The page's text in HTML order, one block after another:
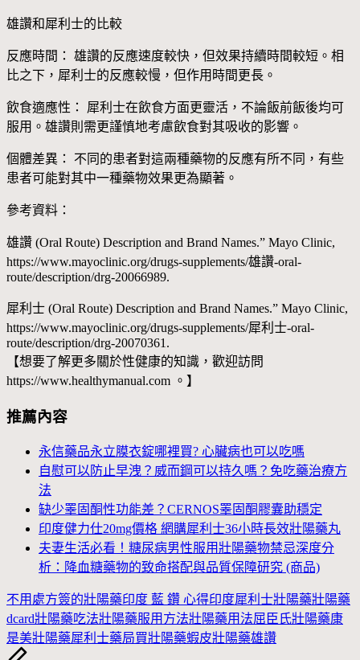
雄讚和犀利士的比較
反應時間： 雄讚的反應速度較快，但效果持續時間較短。相
比之下，犀利士的反應較慢，但作用時間更長。
飲食適應性： 犀利士在飲食方面更靈活，不論飯前飯後均可
服用。雄讚則需更謹慎地考慮飲食對其吸收的影響。
個體差異： 不同的患者對這兩種藥物的反應有所不同，有些
患者可能對其中一種藥物效果更為顯著。
參考資料：
雄讚 (Oral Route) Description and Brand Names.” Mayo Clinic,
https://www.mayoclinic.org/drugs-supplements/雄讚-oral-
route/description/drg-20066989.
犀利士 (Oral Route) Description and Brand Names.” Mayo Clinic,
https://www.mayoclinic.org/drugs-supplements/犀利士-oral-
route/description/drg-20070361.
【想要了解更多關於性健康的知識，歡迎訪問
https://www.healthymanual.com 。】
推薦內容
永信藥品永立膜衣錠哪裡買? 心臟病也可以吃嗎
自慰可以防止早洩？威而鋼可以持久嗎？免吃藥治療方
法
缺少睪固酮性功能差？CERNOS睪固酮膠囊助穩定
印度健力仕20mg價格 網購犀利士36小時長效壯陽藥丸
夫妻生活必看！糖尿病男性服用壯陽藥物禁忌深度分
析：降血糖藥物的致命搭配與品質保障研究 (商品)
Tags:
不用處方簽的壯陽藥印度 藍 鑽 心得印度犀利士壯陽藥壯陽藥
dcard壯陽藥吃法壯陽藥服用方法壯陽藥用法屈臣氏壯陽藥康
是美壯陽藥犀利士藥局買壯陽藥蝦皮壯陽藥雄讚